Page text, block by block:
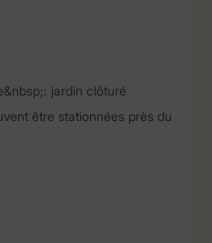
jardin clôturé
être stationnées près du